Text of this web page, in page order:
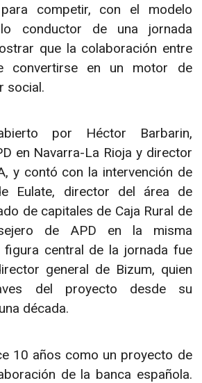
competir, con el modelo
conductor de una jornada
que la colaboración entre
convertirse en un motor de
social.
por Héctor Barbarin,
en Navarra-La Rioja y director
y contó con la intervención de
Eulate, director del área de
de capitales de Caja Rural de
de APD en la misma
figura central de la jornada fue
general de Bizum, quien
del proyecto desde su
década.
10 años como un proyecto de
de la banca española.